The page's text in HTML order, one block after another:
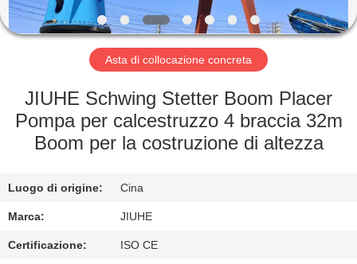
MANIFESTAZIONE
DI
CIRCA
NOI
GIRO
DELLA
FABBRICA
Asta di collocazione concreta
JIUHE Schwing Stetter Boom Placer
Pompa per calcestruzzo 4 braccia 32m
Boom per la costruzione di altezza
Luogo di origine: Cina
Marca: JIUHE
Certificazione: ISO CE